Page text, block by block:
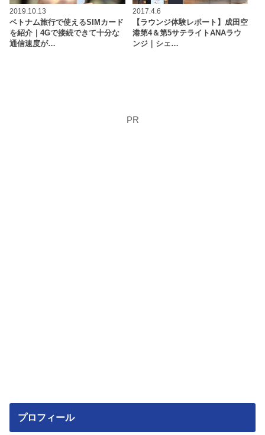
2019.10.13
ベトナム旅行で使えるSIMカード
を紹介｜4Gで接続できて十分な
通信速度が…
2017.4.6
【ラウンジ体験レポート】成田空
港第4＆第5サテライトANAラウ
ンジ｜シェ…
PR
プロフィール